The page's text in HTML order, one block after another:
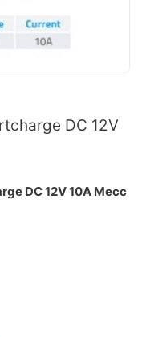
DC 12V
DC 12V 10A Mecc